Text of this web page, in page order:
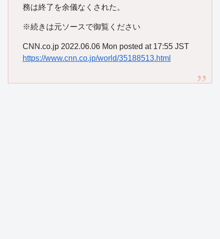
務は終了を余儀なくされた。
※続きは元ソースで御覧ください
CNN.co.jp 2022.06.06 Mon posted at 17:55 JST
https://www.cnn.co.jp/world/35188513.html